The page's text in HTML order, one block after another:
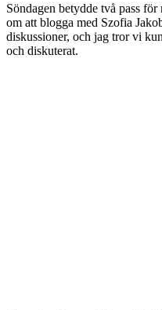
Söndagen betydde två pass
om att blogga med Szofia
diskussioner, och jag tror vi
och diskuterat.